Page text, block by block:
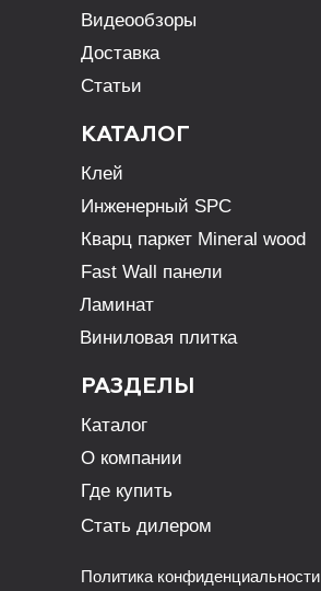
Политика конфиденциальности
РАЗДЕЛЫ
КАТАЛОГ
Видеообзоры
Доставка
Каталог
О компании
Где купить
Стать дилером
Клей
Инженерный SPC
Кварц паркет Mineral wood
Fast Wall панели
Статьи
Ламинат
Виниловая плитка